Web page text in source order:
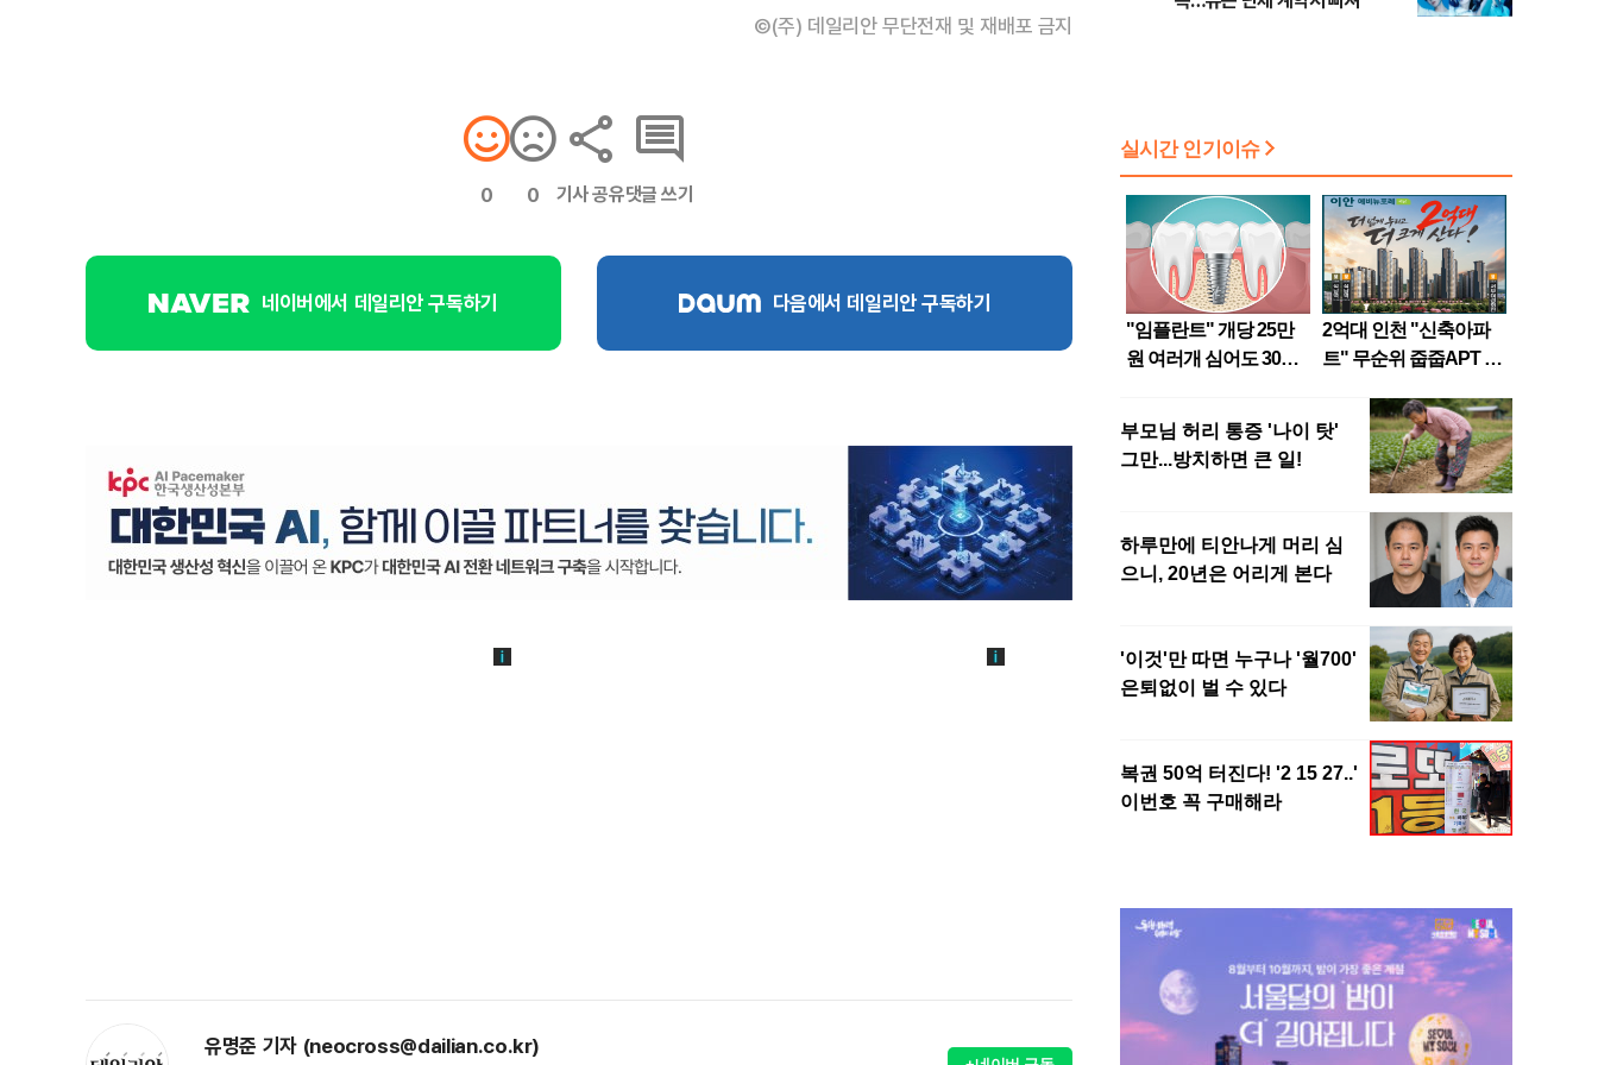
©(주) 데일리안 무단전재 및 재배포 금지
0 0 기사 공유댓글 쓰기
네이버에서 데일리안 구독하기 다음에서 데일리안 구독하기
유명준 기자 (neocross@dailian.co.kr)